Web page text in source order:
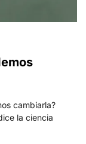
cambiarla?
la ciencia